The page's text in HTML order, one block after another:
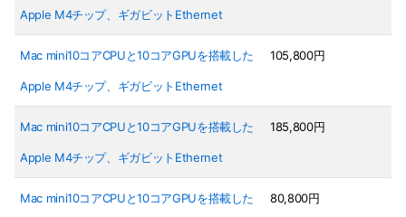
Apple M4チップ、ギガビットEthernet
Mac mini10コアCPUと10コアGPUを搭載した
Apple M4チップ、ギガビットEthernet
105,800円
Mac mini10コアCPUと10コアGPUを搭載した
Apple M4チップ、ギガビットEthernet
185,800円
Mac mini10コアCPUと10コアGPUを搭載した 80,800円